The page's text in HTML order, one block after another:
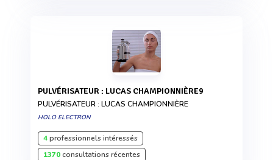
PULVÉRISATEUR : LUCAS CHAMPIONNIÈRE9
PULVÉRISATEUR : LUCAS CHAMPIONNIÈRE
HOLO ELECTRON
4professionnels intéressés
1370consultations récentes